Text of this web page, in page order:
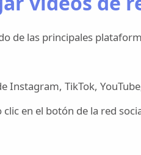
de las principales
Instagram, TikTok,
en el botón de la red